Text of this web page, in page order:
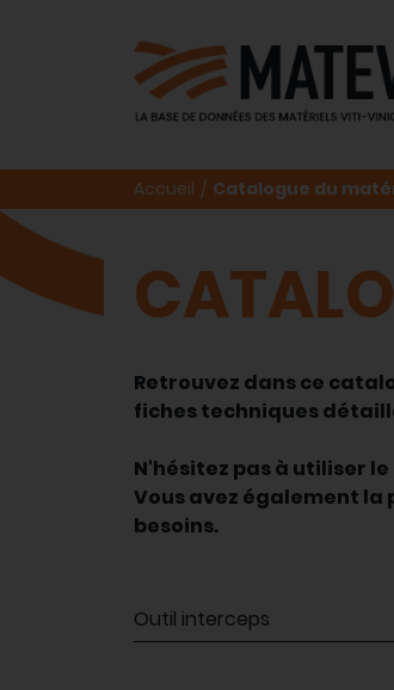
Accueil Catalogue du
Retrouvez dans ce
fiches techniques
N'hésitez pas à utiliser
Vous avez également la
besoins.
Matériel